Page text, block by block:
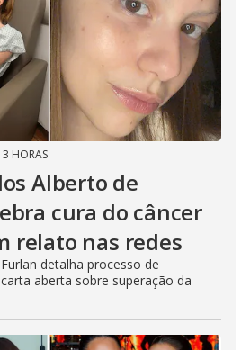
3 HORAS
Alberto de
cura do câncer
relato nas redes
detalha processo de
aberta sobre superação da